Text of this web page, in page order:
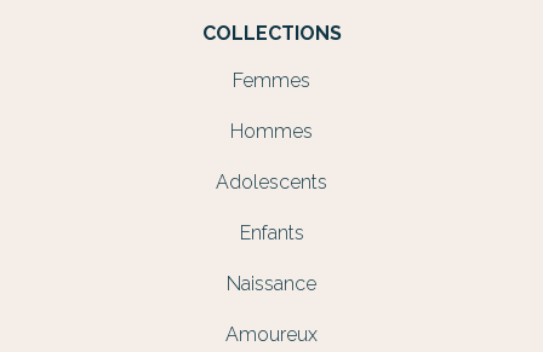
COLLECTIONS
Femmes
Hommes
Adolescents
Enfants
Naissance
Amoureux